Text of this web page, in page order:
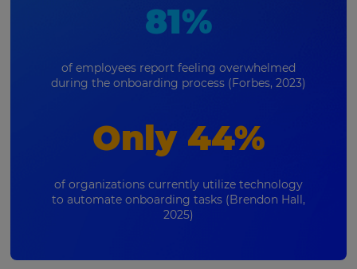
81%
of employees report feeling overwhelmed
during the onboarding process (Forbes, 2023)
Only 44%
of organizations currently utilize technology
to automate onboarding tasks (Brendon Hall,
2025)